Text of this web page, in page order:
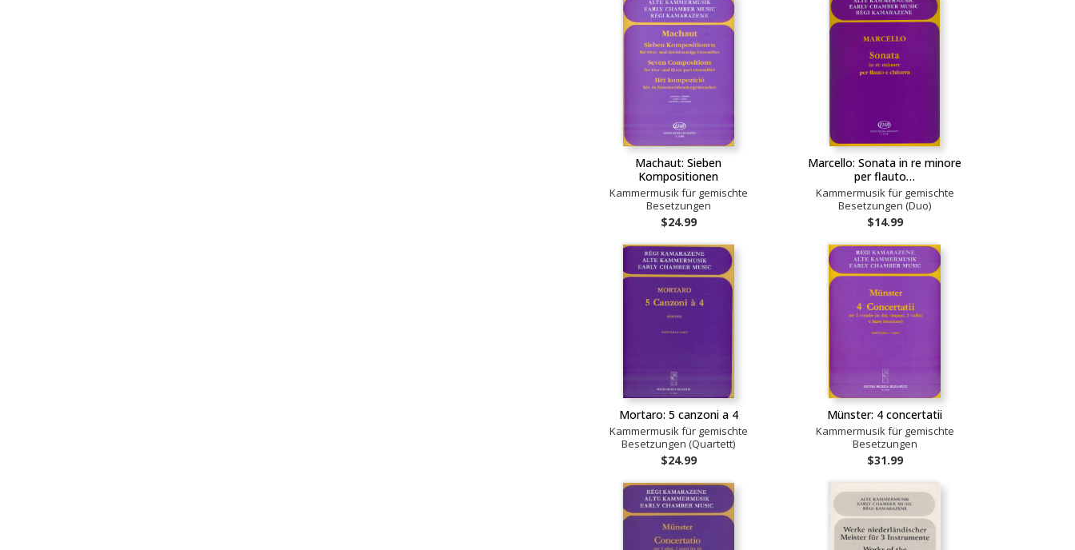
Machaut: Sieben
Kompositionen
Kammermusik für gemischte
Besetzungen
$24.99
Marcello: Sonata in re minore
per flauto…
Kammermusik für gemischte
Besetzungen (Duo)
$14.99
Mortaro: 5 canzoni a 4
Kammermusik für gemischte
Besetzungen (Quartett)
$24.99
Münster: 4 concertatii
Kammermusik für gemischte
Besetzungen
$31.99